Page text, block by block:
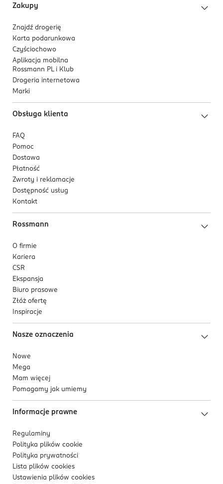
Zakupy
Znajdź drogerię
Karta podarunkowa
Czyściochowo
Aplikacja mobilna
Rossmann PL i Klub
Drogeria internetowa
Marki
Obsługa klienta
FAQ
Pomoc
Dostawa
Płatność
Zwroty i reklamacje
Dostępność usług
Kontakt
Rossmann
O firmie
Kariera
CSR
Ekspansja
Biuro prasowe
Złóż ofertę
Inspiracje
Nasze oznaczenia
Nowe
Mega
Mam więcej
Pomagamy jak umiemy
Informacje prawne
Regulaminy
Polityka plików cookie
Polityka prywatności
Lista plików cookies
Ustawienia plików cookies